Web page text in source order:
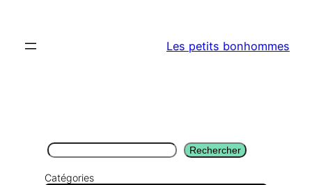
contenu
Les petits bonhommes
Rechercher Rechercher
Catégories